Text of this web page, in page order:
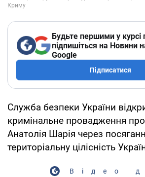
Будьте першими у курсі
підпишіться на Новини
Google
Підписатися
Служба безпеки України
кримінальне провадження
Анатолія Шарія через
територіальну цілісність
Відео